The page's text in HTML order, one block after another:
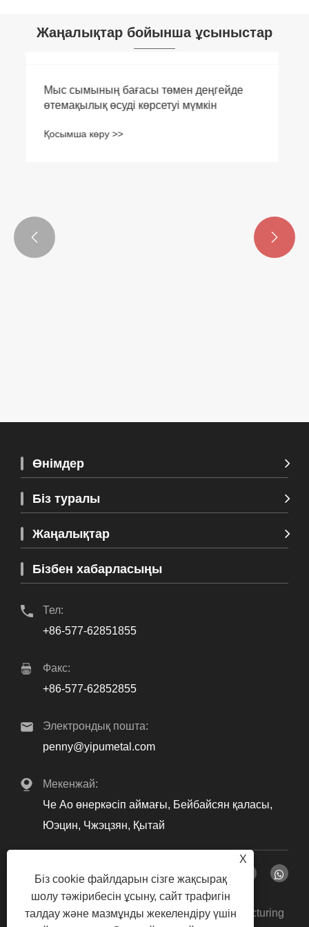
Жаңалықтар бойынша ұсыныстар
 
Өнімдер
Біз туралы
Жаңалықтар
Бізбен хабарласыңы
Тел:
+86-577-62851855
Факс:
+86-577-62852855
Электрондық пошта:
penny@yipumetal.com
Мекенжай:
Че Ао өнеркәсіп аймағы, Бейбайсян қаласы,
Юэцин, Чжэцзян, Қытай
Copyright © 2024 Zhejiang Yipu Metal Manufacturing
X
Біз cookie файлдарын сізге жақсырақ
шолу тәжірибесін ұсыну, сайт трафигін
талдау және мазмұнды жекелендіру үшін